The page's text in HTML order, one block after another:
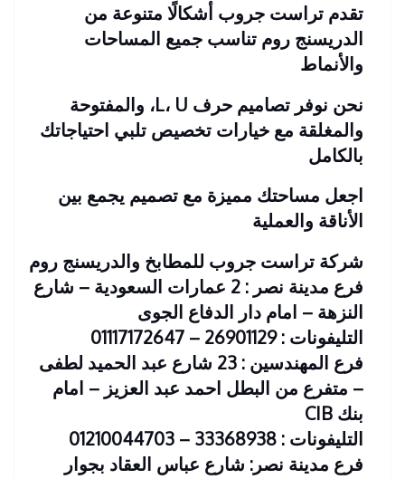
تقدم تراست جروب أشكالًا متنوعة من
الدريسنج روم تناسب جميع المساحات
والأنماط
نحن نوفر تصاميم حرف L، U، والمفتوحة
والمغلقة مع خيارات تخصيص تلبي احتياجاتك
بالكامل
اجعل مساحتك مميزة مع تصميم يجمع بين
الأناقة والعملية
شركة تراست جروب للمطابخ والدريسنج روم
فرع مدينة نصر : 2 عمارات السعودية – شارع
النزهة – امام دار الدفاع الجوى
التليفونات : 26901129 – 01117172647
فرع المهندسين : 23 شارع عبد الحميد لطفى
– متفرع من البطل احمد عبد العزيز – امام
بنك CIB
التليفونات : 33368938 – 01210044703
فرع مدينة نصر: شارع عباس العقاد بجوار